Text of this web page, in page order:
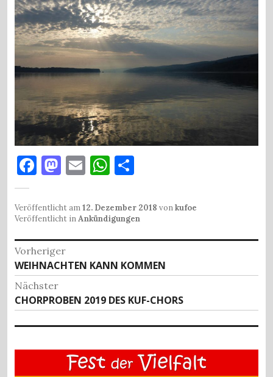
F
c
e
b
o
o
k
M
to
d
o
n
E
ai
l
W
at
s
A
p
p
le
n
Veröffentlicht am12. Dezember 2018 vonkufoe
Veröffentlicht inAnkündigungen
Beitragsnavigation
Vorheriger
Vorheriger
Beitrag:
WEIHNACHTEN KANN KOMMEN
Nächster
Nächster
Beitrag:
CHORPROBEN 2019 DES KUF-CHORS